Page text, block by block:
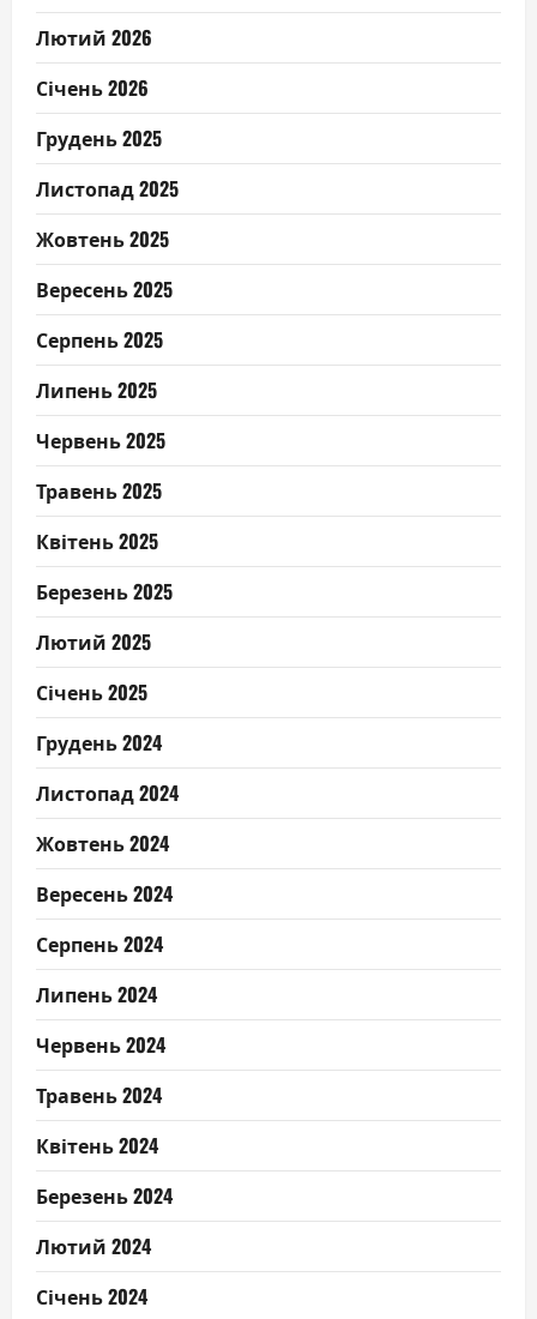
Лютий 2026
Січень 2026
Грудень 2025
Листопад 2025
Жовтень 2025
Вересень 2025
Серпень 2025
Липень 2025
Червень 2025
Травень 2025
Квітень 2025
Березень 2025
Лютий 2025
Січень 2025
Грудень 2024
Листопад 2024
Жовтень 2024
Вересень 2024
Серпень 2024
Липень 2024
Червень 2024
Травень 2024
Квітень 2024
Березень 2024
Лютий 2024
Січень 2024